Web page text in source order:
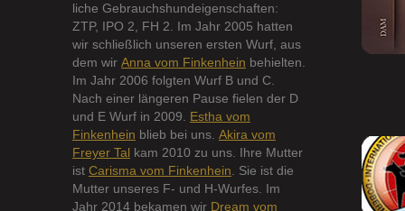
liche Gebrauchshundeigenschaften:
ZTP, IPO 2, FH 2. Im Jahr 2005 hatten
wir schließlich unseren ersten Wurf, aus
dem wir Anna vom Finkenhein behielten.
Im Jahr 2006 folgten Wurf B und C.
Nach einer längeren Pause fielen der D
und E Wurf in 2009. Estha vom
Finkenhein blieb bei uns. Akira vom
Freyer Tal kam 2010 zu uns. Ihre Mutter
ist Carisma vom Finkenhein . Sie ist die
Mutter unseres F- und H-Wurfes. Im
Jahr 2014 bekamen wir Dream vom